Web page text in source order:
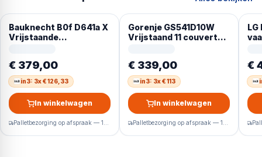
Bauknecht B0f D641a X
Vrijstaande
€ 379,00
in3: 3x € 126,33
In winkelwagen
Gorenje GS541D10W
Vrijstaand 11 couverts
€ 339,00
in3: 3x € 113
In winkelwagen
LG
€